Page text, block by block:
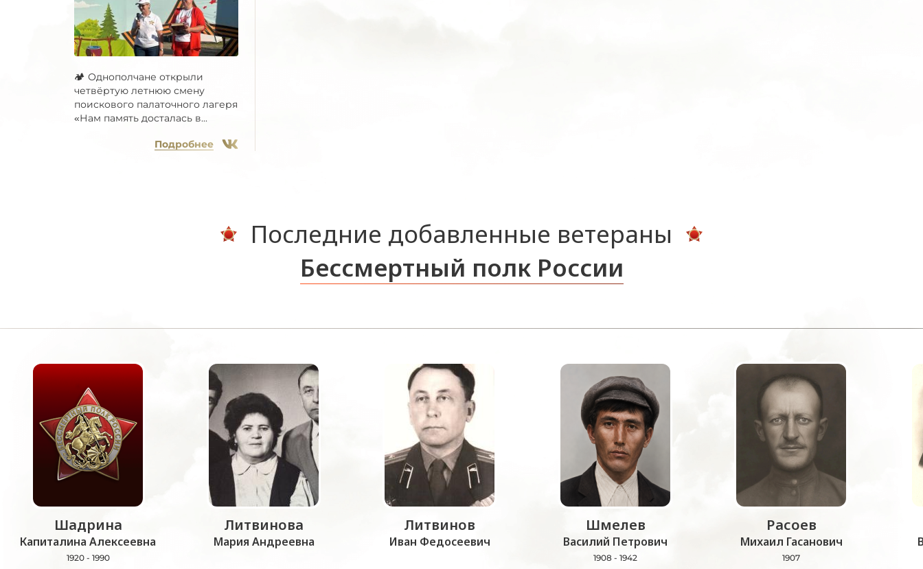
🏕 Однополчане открыли
четвёртую летнюю смену
поискового палаточного лагеря
«Нам память досталась в...
Подробнее
Последние добавленные ветераны
Бессмертный полк России
Шадрина
Капиталина Алексеевна
1920 - 1990
Литвинова
Мария Андреевна
Литвинов
Иван Федосеевич
Шмелев
Василий Петрович
1908 - 1942
Расоев
Михаил Гасанович
1907